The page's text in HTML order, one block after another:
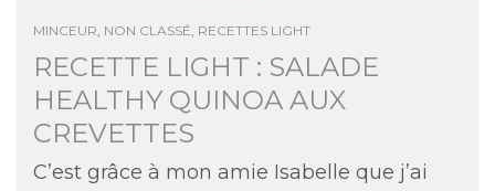
MINCEUR, NON CLASSÉ, RECETTES LIGHT
RECETTE LIGHT : SALADE
HEALTHY QUINOA AUX
CREVETTES
C’est grâce à mon amie Isabelle que j’ai